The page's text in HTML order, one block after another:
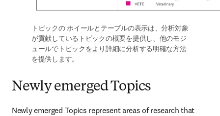
トピックの ホイールとテーブルの表示は、分析対象
が貢献しているトピックの概要を提供し、他のモジ
ュールでトピックをより詳細に分析する明確な方法
を提供します。
Newly emerged Topics
Newly emerged Topics represent areas of research that